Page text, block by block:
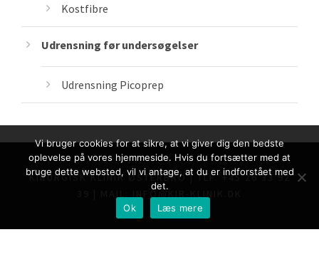
Kostfibre
Udrensning før undersøgelser
Udrensning Picoprep
KIRURGISK KLINIK ØSTERBRO | TLF. +45 26 33 92
39 | MAIL: INFO@KIR-KLINIK.DK
Vi bruger cookies for at sikre, at vi giver dig den bedste
oplevelse på vores hjemmeside. Hvis du fortsætter med at
bruge dette websted, vil vi antage, at du er indforstået med
det.
Ok
Læs mere